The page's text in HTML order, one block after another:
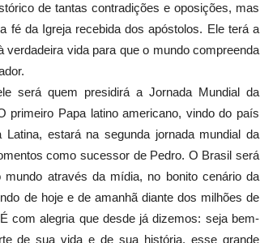
de tantas contradições e oposições, mas
fé da Igreja recebida dos apóstolos. Ele terá a
vida para que o mundo compreenda
será quem presidirá a Jornada Mundial da
primeiro Papa latino americano, vindo do país
estará na segunda jornada mundial da
como sucessor de Pedro. O Brasil será
através da mídia, no bonito cenário da
de hoje e de amanhã diante dos milhões de
com alegria que desde já dizemos: seja bem-
de sua vida e de sua história, esse grande